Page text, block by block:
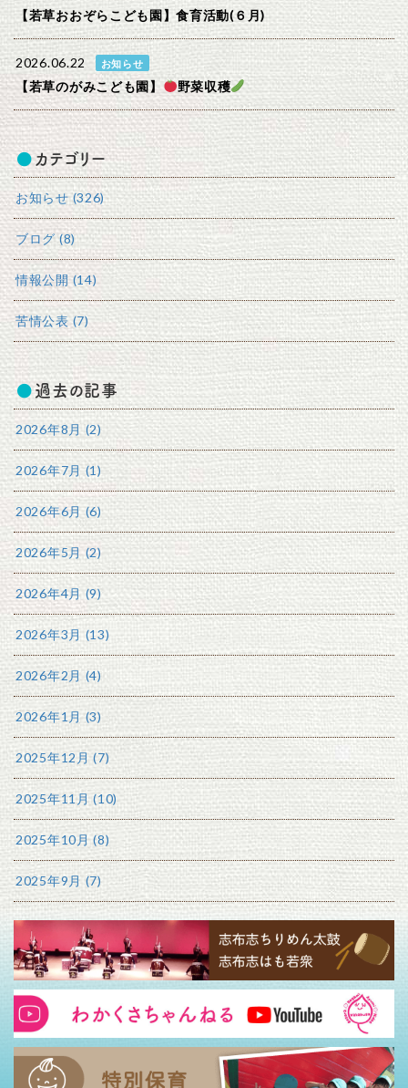
【若草おおぞらこども園】食育活動(６月)
2026.06.22 お知らせ
【若草のがみこども園】 野菜収穫
カテゴリー
お知らせ (326)
ブログ (8)
情報公開 (14)
苦情公表 (7)
過去の記事
2026年8月 (2)
2026年7月 (1)
2026年6月 (6)
2026年5月 (2)
2026年4月 (9)
2026年3月 (13)
2026年2月 (4)
2026年1月 (3)
2025年12月 (7)
2025年11月 (10)
2025年10月 (8)
2025年9月 (7)